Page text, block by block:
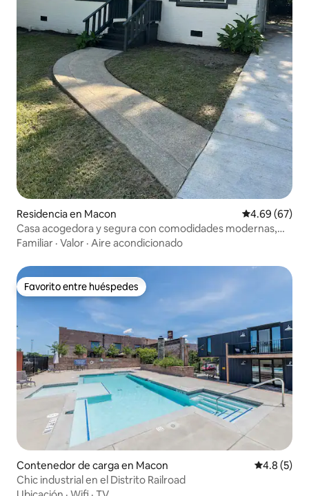
Residencia en Macon Calificación
4.69 (67)
Casa acogedora y segura con comodidades modernas,
¡hallazgo raro!
Familiar · Valor · Aire acondicionado
Favorito entre huéspedes
Favorito entre huéspedes
Contenedor de carga en Macon
4.8 (5)
Chic industrial en el Distrito Railroad